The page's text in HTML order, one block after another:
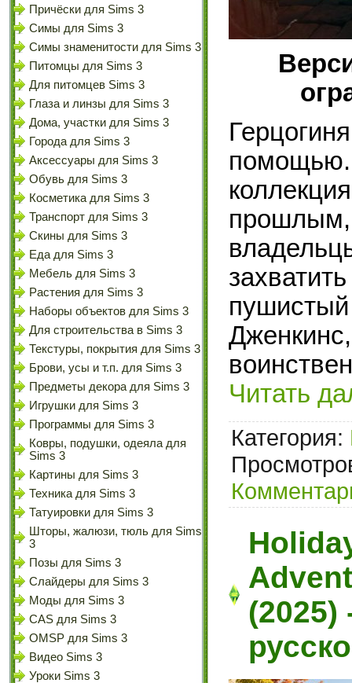
Причёски для Sims 3
Симы для Sims 3
Симы знаменитости для Sims 3
Питомцы для Sims 3
Для питомцев Sims 3
Глаза и линзы для Sims 3
Дома, участки для Sims 3
Города для Sims 3
Аксессуары для Sims 3
Обувь для Sims 3
Косметика для Sims 3
Транспорт для Sims 3
Скины для Sims 3
Еда для Sims 3
Мебель для Sims 3
Растения для Sims 3
Наборы объектов для Sims 3
Для строительства в Sims 3
Текстуры, покрытия для Sims 3
Брови, усы и т.п. для Sims 3
Предметы декора для Sims 3
Игрушки для Sims 3
Программы для Sims 3
Ковры, подушки, одеяла для
Sims 3
Картины для Sims 3
Техника для Sims 3
Татуировки для Sims 3
Шторы, жалюзи, тюль для Sims
3
Позы для Sims 3
Слайдеры для Sims 3
Моды для Sims 3
CAS для Sims 3
OMSP для Sims 3
Видео Sims 3
Уроки Sims 3
прошлым,
Читать
Категория:
(2025)